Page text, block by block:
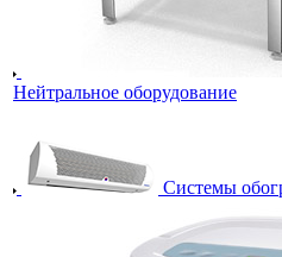
Нейтральное оборудование
Системы